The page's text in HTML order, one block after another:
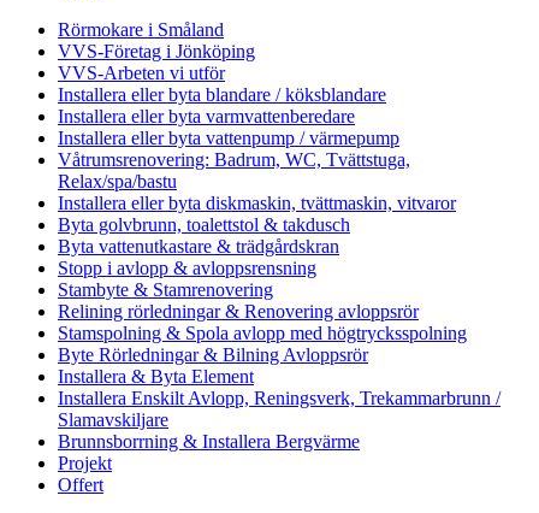
Rörmokare i Småland
VVS-Företag i Jönköping
VVS-Arbeten vi utför
Installera eller byta blandare / köksblandare
Installera eller byta varmvattenberedare
Installera eller byta vattenpump / värmepump
Våtrumsrenovering: Badrum, WC, Tvättstuga,
Relax/spa/bastu
Installera eller byta diskmaskin, tvättmaskin, vitvaror
Byta golvbrunn, toalettstol & takdusch
Byta vattenutkastare & trädgårdskran
Stopp i avlopp & avloppsrensning
Stambyte & Stamrenovering
Relining rörledningar & Renovering avloppsrör
Stamspolning & Spola avlopp med högtrycksspolning
Byte Rörledningar & Bilning Avloppsrör
Installera & Byta Element
Installera Enskilt Avlopp, Reningsverk, Trekammarbrunn /
Slamavskiljare
Brunnsborrning & Installera Bergvärme
Projekt
Offert